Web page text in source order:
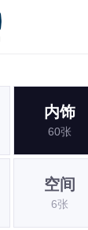
内饰
60张
空间
6张